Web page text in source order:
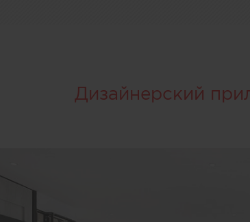
Дизайнерский